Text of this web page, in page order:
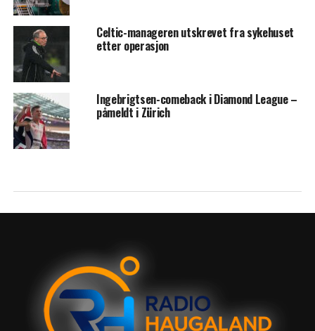
Celtic-manageren utskrevet fra sykehuset
etter operasjon
Ingebrigtsen-comeback i Diamond League –
påmeldt i Zürich